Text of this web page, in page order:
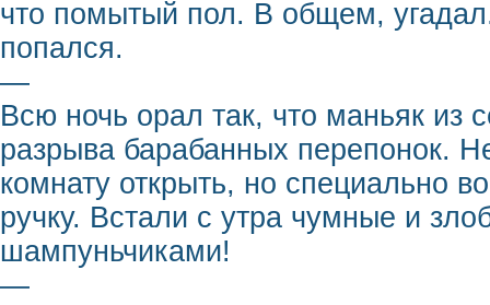
что помытый пол. В общем,
попался.
—
Всю ночь орал так, что маньяк из
разрыва барабанных перепонок.
комнату открыть, но специально
ручку. Встали с утра чумные и
шампуньчиками!
—